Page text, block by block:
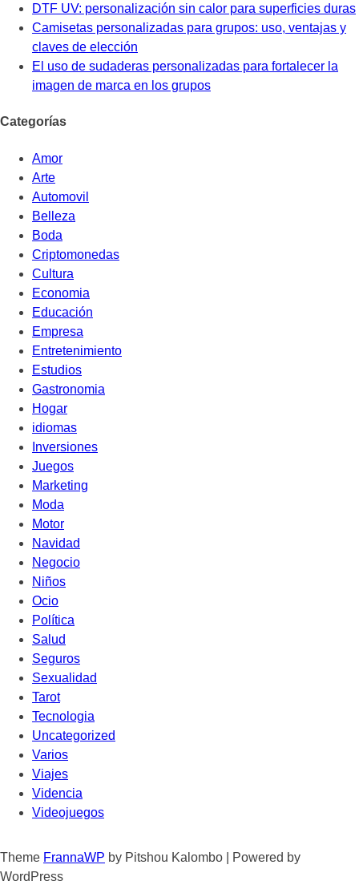
DTF UV: personalización sin calor para superficies duras
Camisetas personalizadas para grupos: uso, ventajas y
claves de elección
El uso de sudaderas personalizadas para fortalecer la
imagen de marca en los grupos
Categorías
Amor
Arte
Automovil
Belleza
Boda
Criptomonedas
Cultura
Economia
Educación
Empresa
Entretenimiento
Estudios
Gastronomia
Hogar
idiomas
Inversiones
Juegos
Marketing
Moda
Motor
Navidad
Negocio
Niños
Ocio
Política
Salud
Seguros
Sexualidad
Tarot
Tecnologia
Uncategorized
Varios
Viajes
Videncia
Videojuegos
Theme FrannaWP by Pitshou Kalombo
Powered by
WordPress